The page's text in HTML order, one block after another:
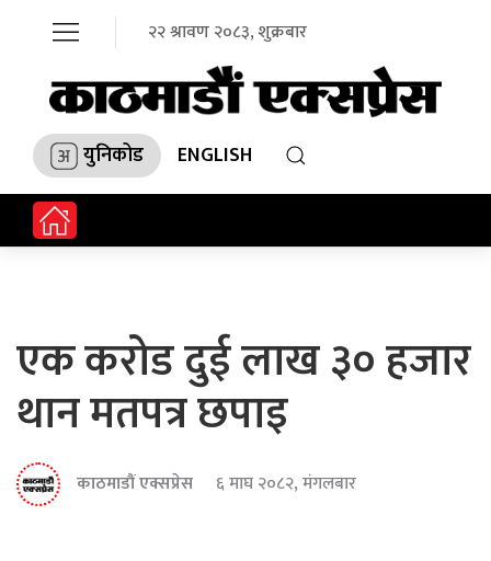
२२ श्रावण २०८३, शुक्रबार
युनिकोड ENGLISH
एक करोड दुई लाख ३० हजार
थान मतपत्र छपाइ
काठमाडौं एक्सप्रेस ६ माघ २०८२, मंगलबार